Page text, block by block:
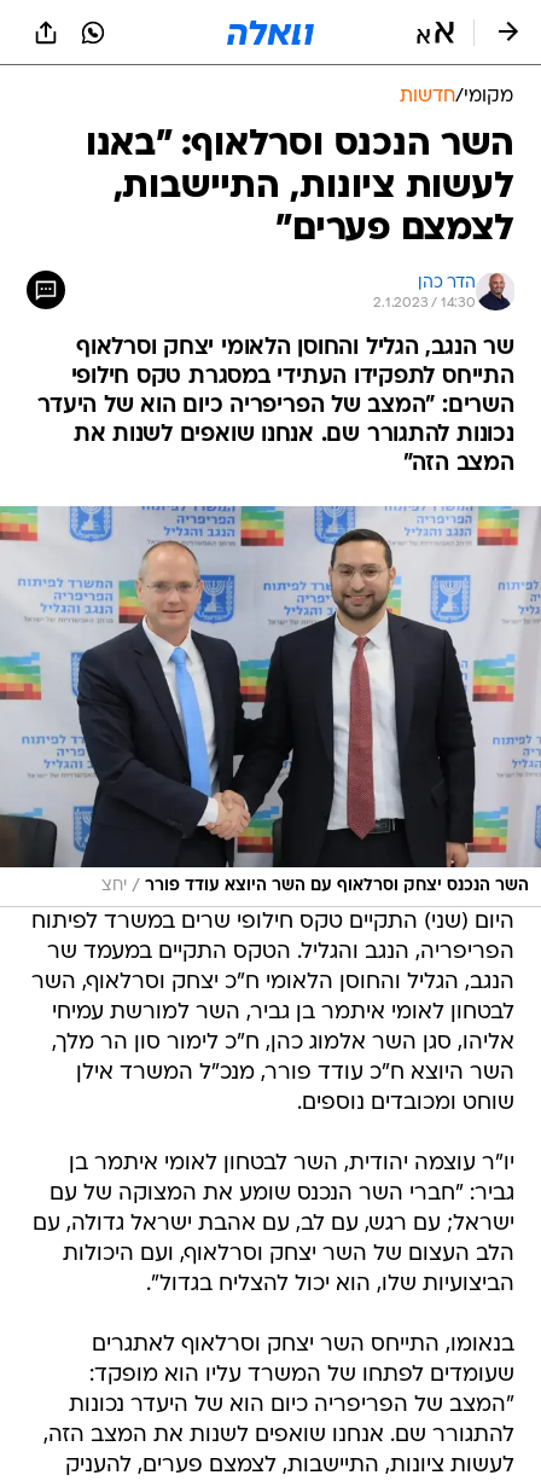
מקומי/חדשות
השר הנכנס וסרלאוף: "באנו
לעשות ציונות, התיישבות,
לצמצם פערים"
הדר כהן
2.1.2023 / 14:30
שר הנגב, הגליל והחוסן הלאומי יצחק וסרלאוף
התייחס לתפקידו העתידי במסגרת טקס חילופי
השרים: "המצב של הפריפריה כיום הוא של היעדר
נכונות להתגורר שם. אנחנו שואפים לשנות את
המצב הזה"
השר הנכנס יצחק וסרלאוף עם השר היוצא עודד פורר / יחצ
היום (שני) התקיים טקס חילופי שרים במשרד לפיתוח
הפריפריה, הנגב והגליל. הטקס התקיים במעמד שר
הנגב, הגליל והחוסן הלאומי ח"כ יצחק וסרלאוף, השר
לבטחון לאומי איתמר בן גביר, השר למורשת עמיחי
אליהו, סגן השר אלמוג כהן, ח"כ לימור סון הר מלך,
השר היוצא ח"כ עודד פורר, מנכ"ל המשרד אילן
שוחט ומכובדים נוספים.
יו"ר עוצמה יהודית, השר לבטחון לאומי איתמר בן
גביר: "חברי השר הנכנס שומע את המצוקה של עם
ישראל; עם רגש, עם לב, עם אהבת ישראל גדולה, עם
הלב העצום של השר יצחק וסרלאוף, ועם היכולות
הביצועיות שלו, הוא יכול להצליח בגדול".
בנאומו, התייחס השר יצחק וסרלאוף לאתגרים
שעומדים לפתחו של המשרד עליו הוא מופקד:
"המצב של הפריפריה כיום הוא של היעדר נכונות
להתגורר שם. אנחנו שואפים לשנות את המצב הזה,
לעשות ציונות, התיישבות, לצמצם פערים, להעניק